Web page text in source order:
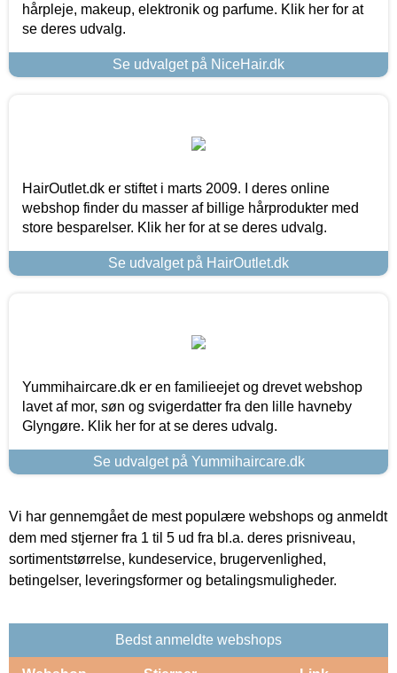
hårpleje, makeup, elektronik og parfume. Klik her for at
se deres udvalg.
Se udvalget på NiceHair.dk
HairOutlet.dk er stiftet i marts 2009. I deres online
webshop finder du masser af billige hårprodukter med
store besparelser. Klik her for at se deres udvalg.
Se udvalget på HairOutlet.dk
Yummihaircare.dk er en familieejet og drevet webshop
lavet af mor, søn og svigerdatter fra den lille havneby
Glyngøre. Klik her for at se deres udvalg.
Se udvalget på Yummihaircare.dk
Vi har gennemgået de mest populære webshops og anmeldt
dem med stjerner fra 1 til 5 ud fra bl.a. deres prisniveau,
sortimentstørrelse, kundeservice, brugervenlighed,
betingelser, leveringsformer og betalingsmuligheder.
Bedst anmeldte webshops